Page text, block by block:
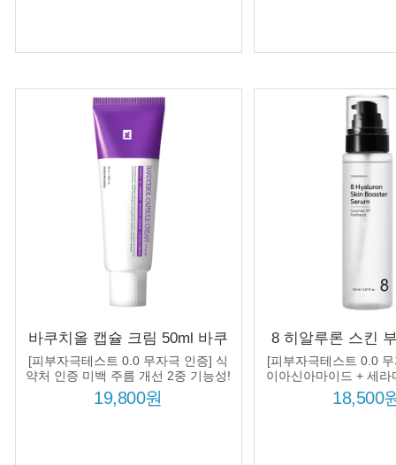
바쿠치올 캡슐 크림 50ml 바쿠
치올 5000ppm 12종 펩타이드
콤플렉스 3종 세라마이드 주름
미백
[피부자극테스트 0.0 무자극 인증] 식
약처 인증 미백 주름 개선 2중 기능성!
19,800원
8 히알루론 스킨
150ml 8종 히알루
스 수분 보습 미
[피부자극테스트 0.0
이아신아마이드 + 세라
놀 처방!
18,500